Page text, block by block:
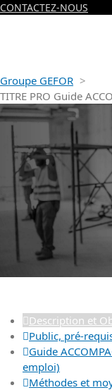
CONTACTEZ-NOUS
Groupe GEFOR >
TITRE PRO Guide
Description et
Public, pré-
Guide
emploi)
Méthodes et